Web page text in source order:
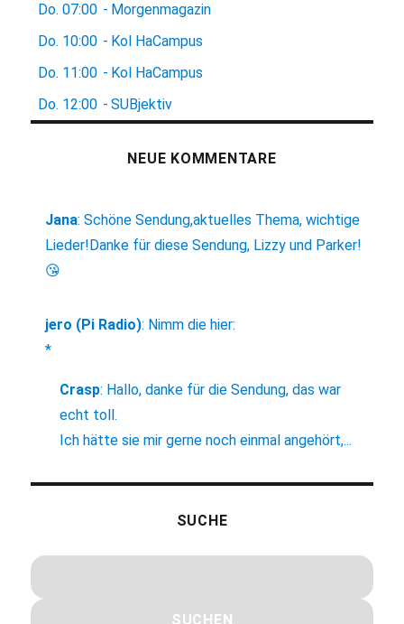
Do. 07:00 - Morgenmagazin
Do. 10:00 - Kol HaCampus
Do. 11:00 - Kol HaCampus
Do. 12:00 - SUBjektiv
NEUE KOMMENTARE
Jana:Schöne Sendung,aktuelles Thema, wichtige
Lieder!Danke für diese Sendung, Lizzy und Parker!
😘
jero (Pi Radio): Nimm die hier:
*
Crasp: Hallo, danke für die Sendung, das war
echt toll.
Ich hätte sie mir gerne noch einmal angehört,...
SUCHE